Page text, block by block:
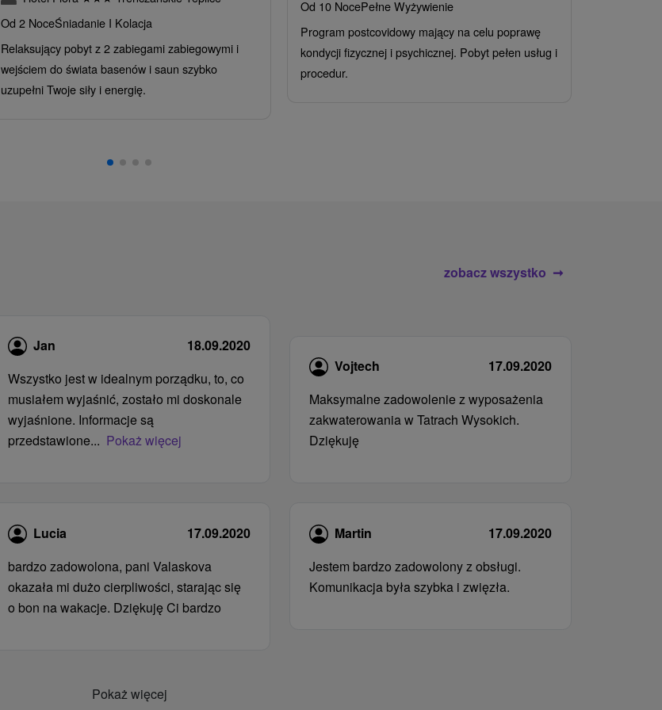
Od 2 NoceŚniadanie I Kolacja
Relaksujący pobyt z 2 zabiegami zabiegowymi i
wejściem do świata basenów i saun szybko
uzupełni Twoje siły i energię.
Od 10 NocePełne Wyżywienie
Program postcovidowy mający na celu poprawę
kondycji fizycznej i psychicznej. Pobyt pełen usług i
procedur.
zobacz wszystko
Jan
18.09.2020
Wszystko jest w idealnym porządku, to, co
musiałem wyjaśnić, zostało mi doskonale
wyjaśnione. Informacje są
przedstawione... Pokaż więcej
Lucia
17.09.2020
bardzo zadowolona, ​​pani Valaskova
okazała mi dużo cierpliwości, starając się
o bon na wakacje. Dziękuję Ci bardzo
Vojtech
17.09.2020
Maksymalne zadowolenie z wyposażenia
zakwaterowania w Tatrach Wysokich.
Dziękuję
Martin
17.09.2020
Jestem bardzo zadowolony z obsługi.
Komunikacja była szybka i zwięzła.
Pokaż więcej